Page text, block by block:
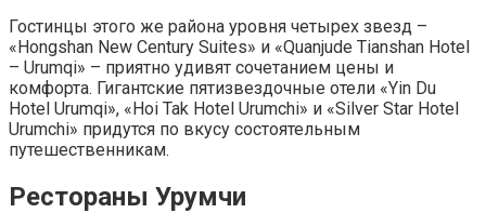
Гостинцы этого же района уровня четырех звезд –
«Hongshan New Century Suites» и «Quanjude Tianshan Hotel
– Urumqi» – приятно удивят сочетанием цены и
комфорта. Гигантские пятизвездочные отели «Yin Du
Hotel Urumqi», «Hoi Tak Hotel Urumchi» и «Silver Star Hotel
Urumchi» придутся по вкусу состоятельным
путешественникам.
Рестораны Урумчи